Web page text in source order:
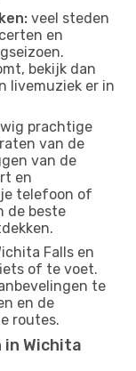
veel steden
en
bekijk dan
livemuziek er in
prachtige
van de
van de
en
telefoon of
de beste
Falls en
of te voet.
te
en de
routes.
Wichita